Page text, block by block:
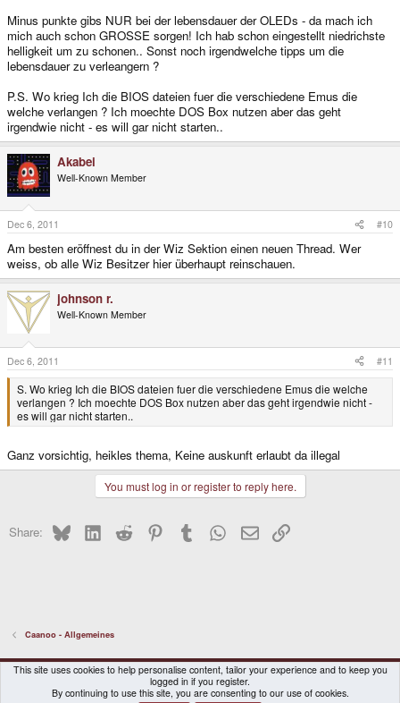
Minus punkte gibs NUR bei der lebensdauer der OLEDs - da mach ich
mich auch schon GROSSE sorgen! Ich hab schon eingestellt niedrichste
helligkeit um zu schonen.. Sonst noch irgendwelche tipps um die
lebensdauer zu verleangern ?
P.S. Wo krieg Ich die BIOS dateien fuer die verschiedene Emus die
welche verlangen ? Ich moechte DOS Box nutzen aber das geht
irgendwie nicht - es will gar nicht starten..
Akabei
Well-Known Member
Dec 6, 2011 #10
Am besten eröffnest du in der Wiz Sektion einen neuen Thread. Wer
weiss, ob alle Wiz Besitzer hier überhaupt reinschauen.
johnson r.
Well-Known Member
Dec 6, 2011 #11
S. Wo krieg Ich die BIOS dateien fuer die verschiedene Emus die welche
verlangen ? Ich moechte DOS Box nutzen aber das geht irgendwie nicht -
es will gar nicht starten..
Ganz vorsichtig, heikles thema, Keine auskunft erlaubt da illegal
You must log in or register to reply here.
Share: BlueskyLinkedInReddit PinterestTumblr WhatsApp
EmailLink
Caanoo - Allgemeines
DragonBox Pyra
English (US)
Contact us
Terms and rules Privacy policy Help Home
This site uses cookies to help personalise content, tailor your experience and to keep you
logged in if you register.
By continuing to use this site, you are consenting to our use of cookies.